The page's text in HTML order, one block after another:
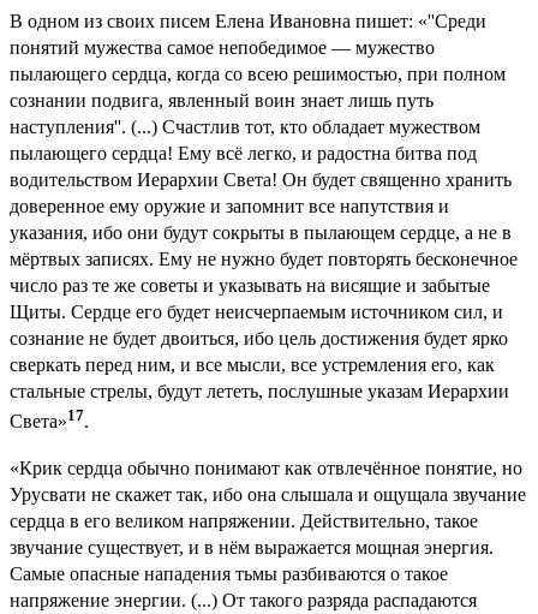
В одном из своих писем Елена Ивановна пишет: «''Среди
понятий мужества самое непобедимое — мужество
пылающего сердца, когда со всею решимостью, при полном
сознании подвига, явленный воин знает лишь путь
наступления''. (...) Счастлив тот, кто обладает мужеством
пылающего сердца! Ему всё легко, и радостна битва под
водительством Иерархии Света! Он будет священно хранить
доверенное ему оружие и запомнит все напутствия и
указания, ибо они будут сокрыты в пылающем сердце, а не в
мёртвых записях. Ему не нужно будет повторять бесконечное
число раз те же советы и указывать на висящие и забытые
Щиты. Сердце его будет неисчерпаемым источником сил, и
сознание не будет двоиться, ибо цель достижения будет ярко
сверкать перед ним, и все мысли, все устремления его, как
стальные стрелы, будут лететь, послушные указам Иерархии
Света»17.
«Крик сердца обычно понимают как отвлечённое понятие, но
Урусвати не скажет так, ибо она слышала и ощущала звучание
сердца в его великом напряжении. Действительно, такое
звучание существует, и в нём выражается мощная энергия.
Самые опасные нападения тьмы разбиваются о такое
напряжение энергии. (...) От такого разряда распадаются